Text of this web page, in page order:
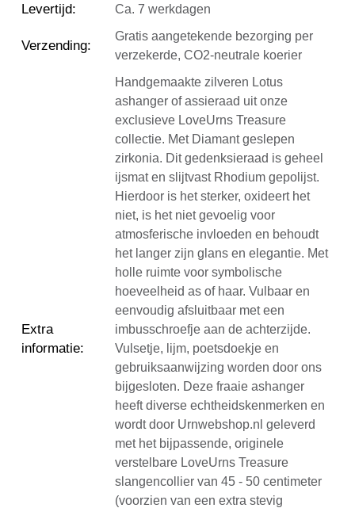
Levertijd: Ca. 7 werkdagen
Verzending:
Gratis aangetekende bezorging per
verzekerde, CO2-neutrale koerier
Extra
informatie:
Handgemaakte zilveren Lotus
ashanger of assieraad uit onze
exclusieve LoveUrns Treasure
collectie. Met Diamant geslepen
zirkonia. Dit gedenksieraad is geheel
ijsmat en slijtvast Rhodium gepolijst.
Hierdoor is het sterker, oxideert het
niet, is het niet gevoelig voor
atmosferische invloeden en behoudt
het langer zijn glans en elegantie. Met
holle ruimte voor symbolische
hoeveelheid as of haar. Vulbaar en
eenvoudig afsluitbaar met een
imbusschroefje aan de achterzijde.
Vulsetje, lijm, poetsdoekje en
gebruiksaanwijzing worden door ons
bijgesloten. Deze fraaie ashanger
heeft diverse echtheidskenmerken en
wordt door Urnwebshop.nl geleverd
met het bijpassende, originele
verstelbare LoveUrns Treasure
slangencollier van 45 - 50 centimeter
(voorzien van een extra stevig